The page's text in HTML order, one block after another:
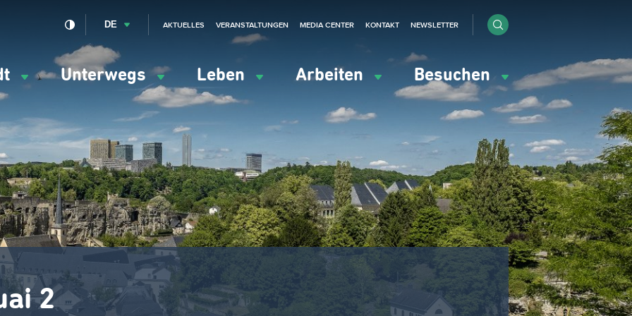
Unterwegs Leben Arbeiten Besuchen
DE AKTUELLES VERANSTALTUNGEN MEDIA CENTER KONTAKT NEWSLETTER
2